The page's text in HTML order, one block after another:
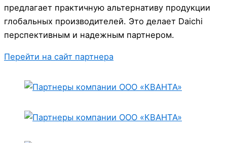
предлагает практичную альтернативу продукции
глобальных производителей. Это делает Daichi
перспективным и надежным партнером.
Перейти на сайт партнера